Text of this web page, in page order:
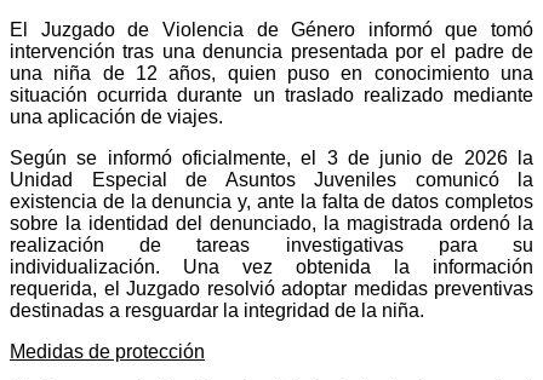
El Juzgado de Violencia de Género informó que tomó
intervención tras una denuncia presentada por el padre de
una niña de 12 años, quien puso en conocimiento una
situación ocurrida durante un traslado realizado mediante
una aplicación de viajes.
Según se informó oficialmente, el 3 de junio de 2026 la
Unidad Especial de Asuntos Juveniles comunicó la
existencia de la denuncia y, ante la falta de datos completos
sobre la identidad del denunciado, la magistrada ordenó la
realización de tareas investigativas para su
individualización. Una vez obtenida la información
requerida, el Juzgado resolvió adoptar medidas preventivas
destinadas a resguardar la integridad de la niña.
Medidas de protección